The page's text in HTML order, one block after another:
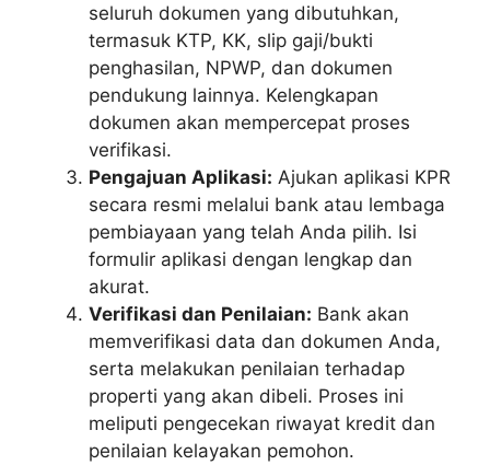
seluruh dokumen yang dibutuhkan,
termasuk KTP, KK, slip gaji/bukti
penghasilan, NPWP, dan dokumen
pendukung lainnya. Kelengkapan
dokumen akan mempercepat proses
verifikasi.
Pengajuan Aplikasi: Ajukan aplikasi KPR
secara resmi melalui bank atau lembaga
pembiayaan yang telah Anda pilih. Isi
formulir aplikasi dengan lengkap dan
akurat.
Verifikasi dan Penilaian: Bank akan
memverifikasi data dan dokumen Anda,
serta melakukan penilaian terhadap
properti yang akan dibeli. Proses ini
meliputi pengecekan riwayat kredit dan
penilaian kelayakan pemohon.